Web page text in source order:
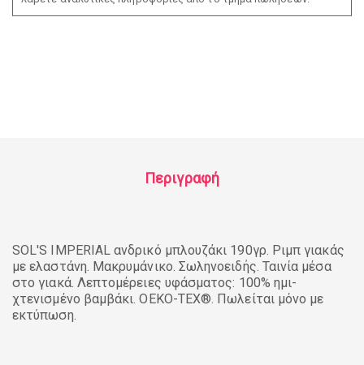
Περιγραφή
SOL'S IMPERIAL ανδρικό μπλουζάκι 190γρ. Ριμπ γιακάς
με ελαστάνη. Μακρυμάνικο. Σωληνοειδής. Ταινία μέσα
στο γιακά. Λεπτομέρειες υφάσματος: 100% ημι-
χτενισμένο βαμβάκι. OEKO-TEX®. Πωλείται μόνο με
εκτύπωση.